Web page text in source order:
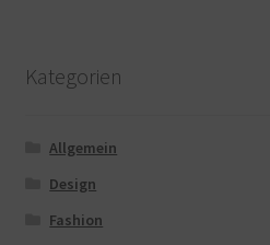
Kategorien
Allgemein
Design
Fashion